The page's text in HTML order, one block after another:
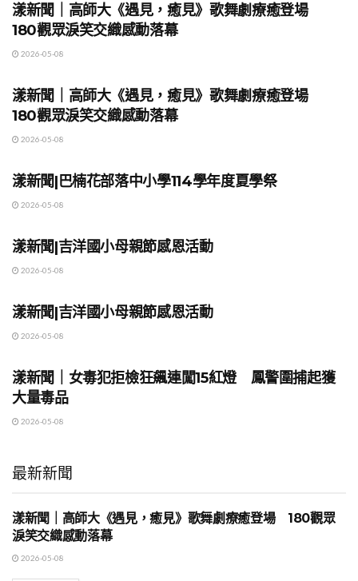
漾新聞｜高師大《遇見，癒見》歌舞劇療癒登場
180觀眾淚笑交織感動落幕
2026-05-08
漾新聞｜高師大《遇見，癒見》歌舞劇療癒登場
180觀眾淚笑交織感動落幕
2026-05-08
漾新聞|巴楠花部落中小學114學年度夏學祭
2026-05-08
漾新聞|吉洋國小母親節感恩活動
2026-05-08
漾新聞|吉洋國小母親節感恩活動
2026-05-08
漾新聞｜女毒犯拒檢狂飆連闖15紅燈 鳳警圍捕起獲
大量毒品
2026-05-08
最新新聞
地方時事
漾新聞｜高師大《遇見，癒見》歌舞劇療癒登場 180觀眾
淚笑交織感動落幕
2026-05-08